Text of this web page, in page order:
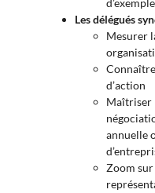
Les délégués
Mesurer
d’action
Maîtriser
annuelle
Zoom